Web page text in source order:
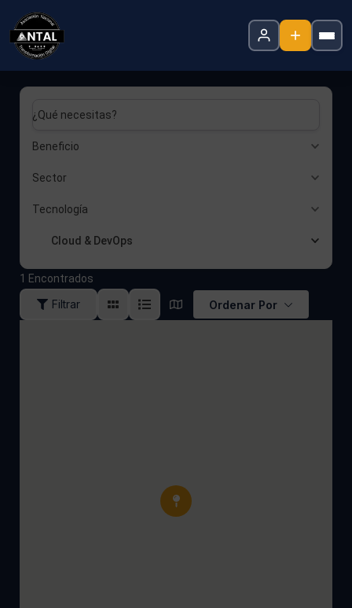
¿Qué necesitas?
Beneficio
Sector
Tecnología
Cloud & DevOps
1 Encontrados
Filtrar Ordenar Por